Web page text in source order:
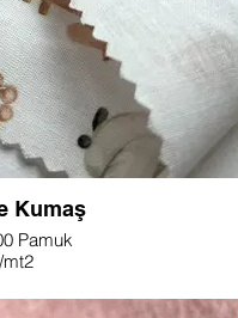
Kumaş
Pamuk
mt2